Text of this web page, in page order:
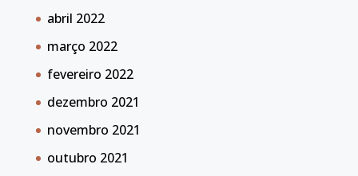
abril 2022
março 2022
fevereiro 2022
dezembro 2021
novembro 2021
outubro 2021